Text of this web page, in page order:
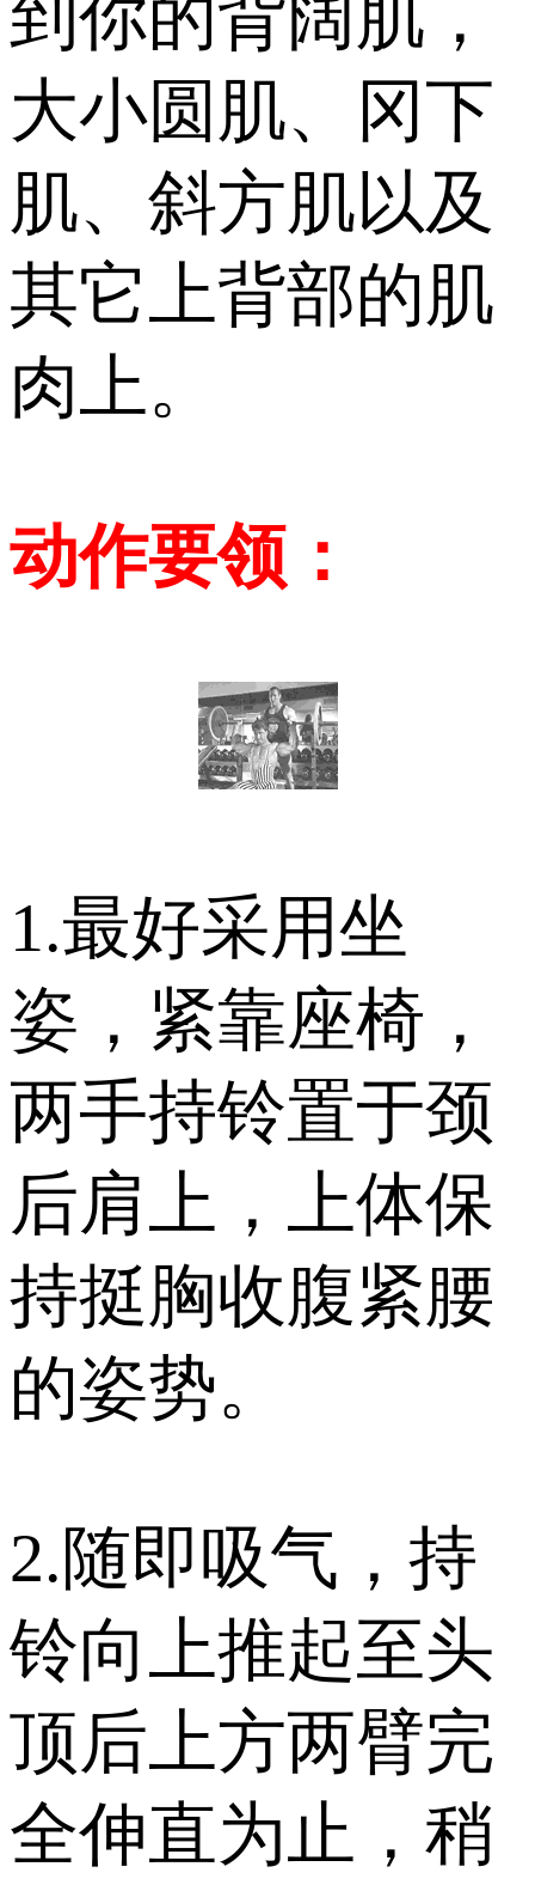
到你的背阔肌，
大小圆肌、冈下
肌、斜方肌以及
其它上背部的肌
肉上。
动作要领：
1.最好采用坐
姿，紧靠座椅，
两手持铃置于颈
后肩上，上体保
持挺胸收腹紧腰
的姿势。
2.随即吸气，持
铃向上推起至头
顶后上方两臂完
全伸直为止，稍